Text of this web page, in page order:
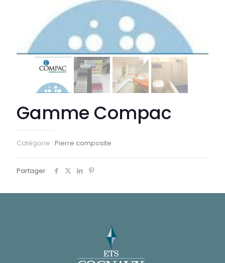
Gamme Compac
Catégorie : Pierre composite
Partager